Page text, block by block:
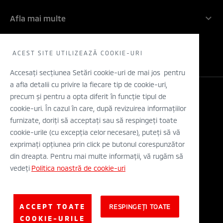
Inovatie
Electric
Concept cars
Stiri
Afla mai multe
Solicita un TEST DRIVE
Retea dealeri
Descarca o brosura
Configurator
Legal si Protectia Datelor cu Caracter Personal
Termeni si conditii
A.N.P.C.
Eticheta Europeana a Anvelopelor
Solutionarea alternativa a litigiilor
Solutionarea online a litigiilor
ACEST SITE UTILIZEAZĂ COOKIE-URI
Accesați secțiunea Setări cookie-uri de mai jos pentru
a afla detalii cu privire la fiecare tip de cookie-uri,
precum și pentru a opta diferit în funcție tipul de
cookie-uri. În cazul în care, după revizuirea informațiilor
furnizate, doriți să acceptați sau să respingeți toate
cookie-urile (cu excepția celor necesare), puteți să vă
exprimați opțiunea prin click pe butonul corespunzător
din dreapta. Pentru mai multe informații, vă rugăm să
vedeți Politica noastră de cookie-uri
ACCEPT TOATE
COOKIE-URILE
RESPINGEȚI TOATE